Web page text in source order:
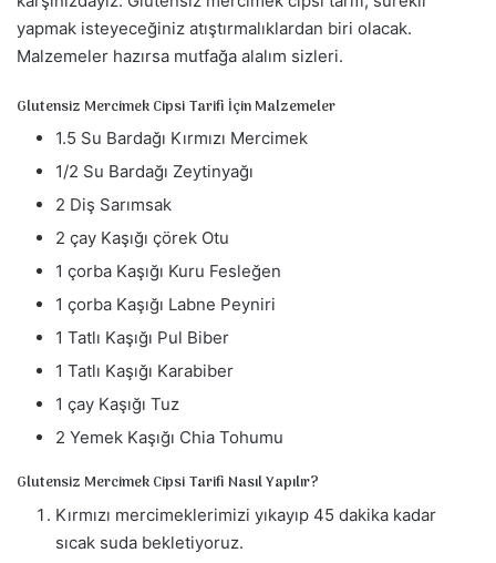
m
e
yapmak isteyeceğiniz atıştırmalıklardan biri olacak.
Malzemeler hazırsa mutfağa alalım sizleri.
Glutensiz Mercimek Cipsi Tarifi İçin Malzemeler
1.5 Su Bardağı Kırmızı Mercimek
1/2 Su Bardağı Zeytinyağı
2 Diş Sarımsak
2 çay Kaşığı çörek Otu
1 çorba Kaşığı Kuru Fesleğen
1 çorba Kaşığı Labne Peyniri
1 Tatlı Kaşığı Pul Biber
1 Tatlı Kaşığı Karabiber
1 çay Kaşığı Tuz
2 Yemek Kaşığı Chia Tohumu
Glutensiz Mercimek Cipsi Tarifi Nasıl Yapılır?
Kırmızı mercimeklerimizi yıkayıp 45 dakika kadar
sıcak suda bekletiyoruz.